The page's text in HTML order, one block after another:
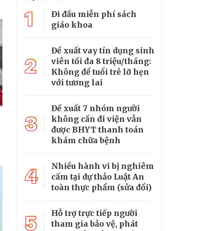
1
Đi đầu miễn phí sách
giáo khoa
2
Đề xuất vay tín dụng sinh
viên tối đa 8 triệu/tháng:
Không để tuổi trẻ lỡ hẹn
với tương lai
3
Đề xuất 7 nhóm người
không cần đi viện vẫn
được BHYT thanh toán
khám chữa bệnh
4
Nhiều hành vi bị nghiêm
cấm tại dự thảo Luật An
toàn thực phẩm (sửa đổi)
5
Hỗ trợ trực tiếp người
tham gia bảo vệ, phát